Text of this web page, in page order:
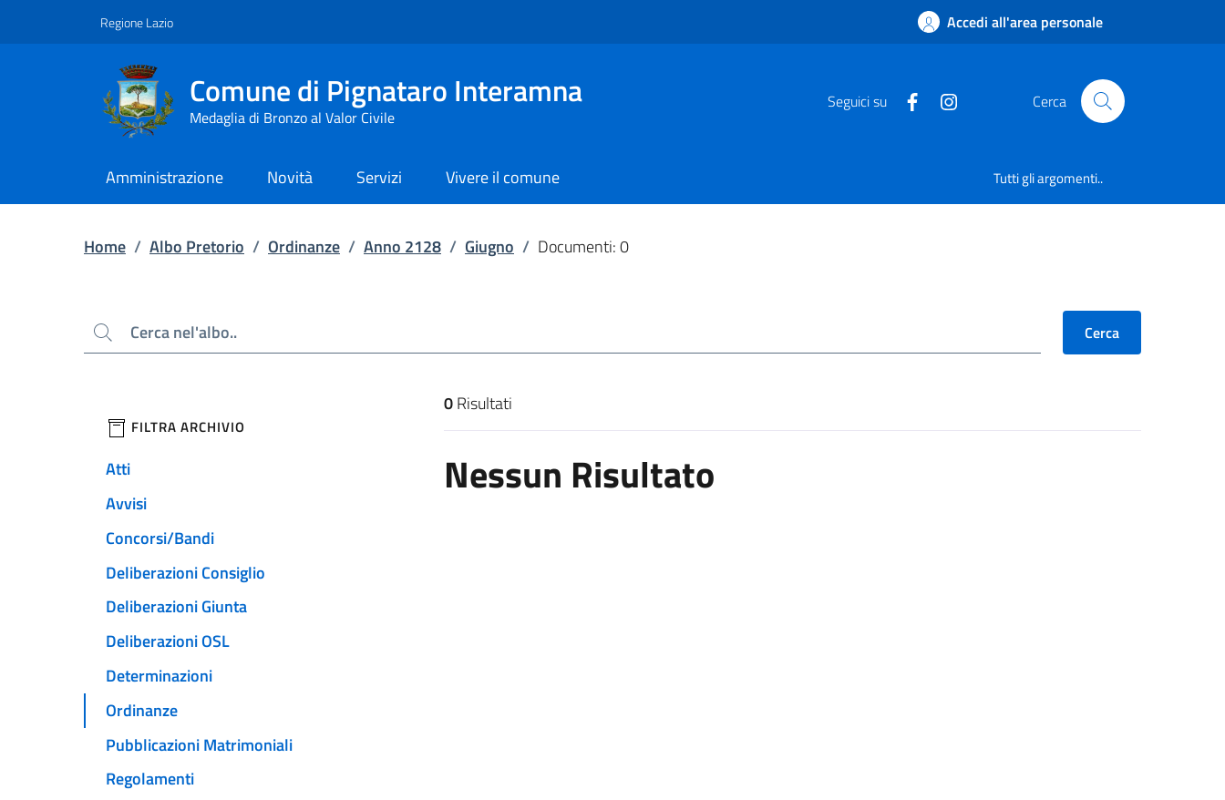
Regione Lazio Accedi all'area personale
Comune di Pignataro Interamna
Medaglia di Bronzo al Valor Civile
Seguici su Cerca
Amministrazione Novità Servizi Vivere il comune Tutti gli argomenti..
Home / Albo Pretorio / Ordinanze / Anno 2128 / Giugno / Documenti: 0
Cerca Cerca
filtri da applicare
FILTRA ARCHIVIO
Atti
Avvisi
Concorsi/Bandi
Deliberazioni Consiglio
Deliberazioni Giunta
Deliberazioni OSL
Determinazioni
Ordinanze
Pubblicazioni Matrimoniali
Regolamenti
Risultati di ricerca
0Risultati
Nessun Risultato